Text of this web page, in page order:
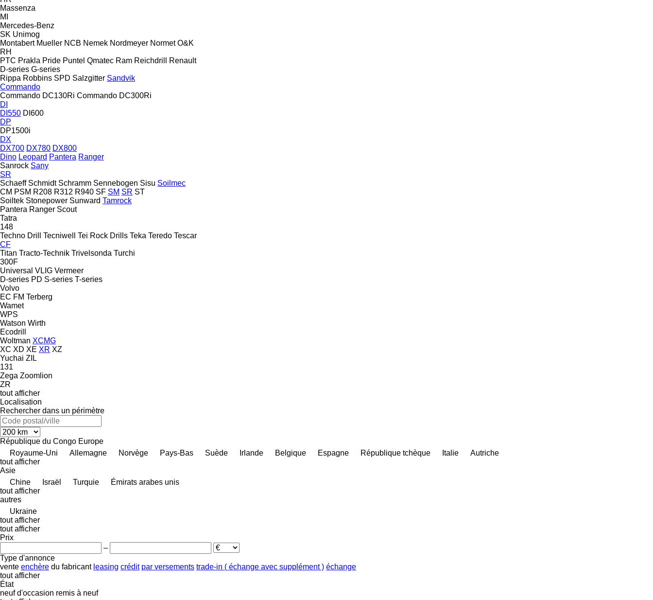
Massenza
MI
Mercedes-Benz
SK Unimog
Montabert Mueller NCB Nemek Nordmeyer Normet O&K
RH
PTC Prakla Pride Puntel Qmatec Ram Reichdrill
Renault
D-series G-series
Rippa Robbins SPD Salzgitter Sandvik
Commando
Commando DC130Ri Commando DC300Ri
DI
DI550 DI600
DP
DP1500i
DX
DX700 DX780 DX800
Dino Leopard Pantera Ranger
Sanrock Sany
SR
Schaeff Schmidt Schramm Sennebogen Sisu Soilmec
CM PSM R208 R312 R940 SF SM SR ST
Soiltek Stonepower Sunward Tamrock
Pantera Ranger Scout
Tatra
148
Techno Drill
Tecniwell Tei Rock Drills Teka Teredo Tescar
CF
Titan Tracto-Technik Trivelsonda Turchi
300F
Universal VLIG Vermeer
D-series PD S-series T-series
Volvo
EC FM Terberg
Wamet
WPS
Watson Wirth
Ecodrill
Woltman XCMG
XC XD XE XR XZ
Yuchai ZIL
131
Zega Zoomlion
ZR
tout afficher
Localisation
Rechercher dans un périmètre
République du Congo Europe
Royaume-Uni
Allemagne Norvège Pays-Bas Suède Irlande Belgique Espagne République tchèque Italie
Autriche
tout afficher
Asie
Chine
Israël Turquie
Émirats arabes unis
tout afficher
autres
Ukraine
tout afficher
tout afficher
Prix
–
Type d'annonce
vente enchère du fabricant leasing crédit par versements trade-in ( échange avec supplément ) échange
tout afficher
État
neuf d'occasion remis à neuf